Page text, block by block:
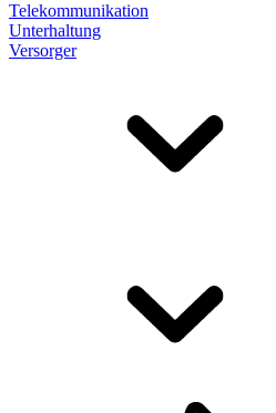
Telekommunikation
Unterhaltung
Versorger